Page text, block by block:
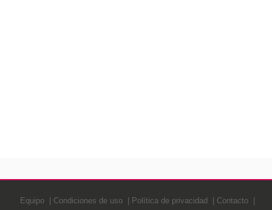
Equipo Condiciones de uso Política de privacidad Contacto